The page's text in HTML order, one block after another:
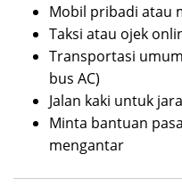
Mobil pribadi atau
Taksi atau ojek
Transportasi
bus AC)
Jalan kaki untuk
Minta bantuan
mengantar